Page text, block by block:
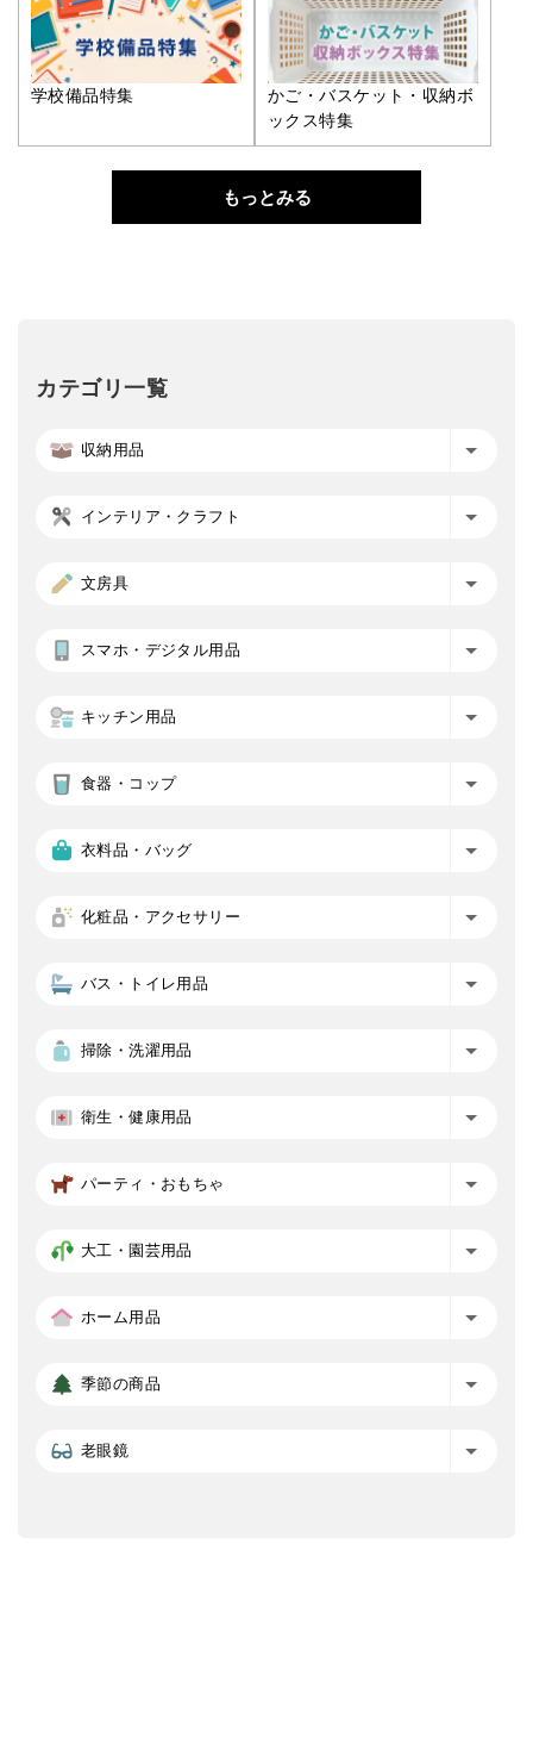
学校備品特集
かご・バスケット・収納ボ
ックス特集
もっとみる
カテゴリ一覧
収納用品
インテリア・クラフト
文房具
スマホ・デジタル用品
キッチン用品
食器・コップ
衣料品・バッグ
化粧品・アクセサリー
バス・トイレ用品
掃除・洗濯用品
衛生・健康用品
パーティ・おもちゃ
大工・園芸用品
ホーム用品
季節の商品
老眼鏡